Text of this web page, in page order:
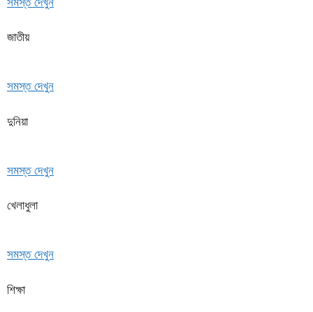
জাতীয়
সমস্ত দেখুন
দুনিয়া
সমস্ত দেখুন
খেলাধুলা
সমস্ত দেখুন
শিক্ষা